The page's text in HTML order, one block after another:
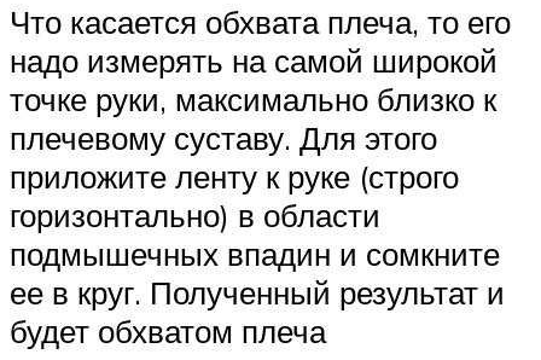
Что касается обхвата плеча, то его
надо измерять на самой широкой
точке руки, максимально близко к
плечевому суставу. Для этого
приложите ленту к руке (строго
горизонтально) в области
подмышечных впадин и сомкните
ее в круг. Полученный результат и
будет обхватом плеча